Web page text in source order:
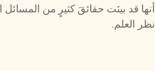
أنها قد بينَت حقائقَ كثيرٍ من
نظر العلم.